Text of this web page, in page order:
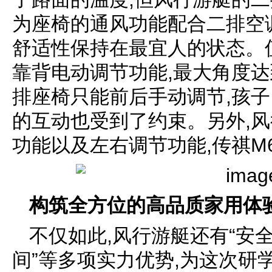
为座椅的通风功能配合二排
舒适性保持在最宜人的状态
靠背电动调节功能,最大角度
排座椅只能前后手动调节,孩
的互动也受到了约束。另外,
功能以及左右调节功能,传祺
构筑全方位的高品质家用体
不仅如此,风行游艇还有“安
间”等多项实力优势,为这次研